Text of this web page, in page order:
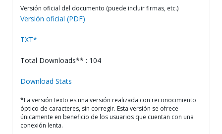
Versión oficial del documento (puede incluir firmas, etc.)
Versión oficial (PDF)
TXT*
Total Downloads** : 104
Download Stats
*La versión texto es una versión realizada con reconocimiento
óptico de caracteres, sin corregir. Esta versión se ofrece
únicamente en beneficio de los usuarios que cuentan con una
conexión lenta.